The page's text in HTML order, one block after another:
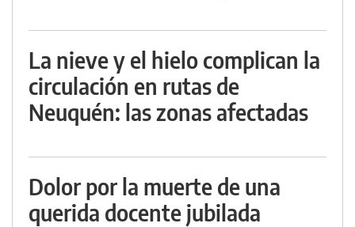
La nieve y el hielo complican la
circulación en rutas de
Neuquén: las zonas afectadas
Dolor por la muerte de una
querida docente jubilada